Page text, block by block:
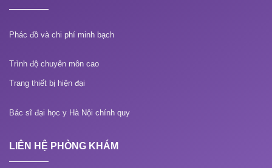
Phác đồ và chi phí minh bạch
Trình độ chuyên môn cao
Trang thiết bị hiện đại
Bác sĩ đại học y Hà Nội chính quy
LIÊN HỆ PHÒNG KHÁM